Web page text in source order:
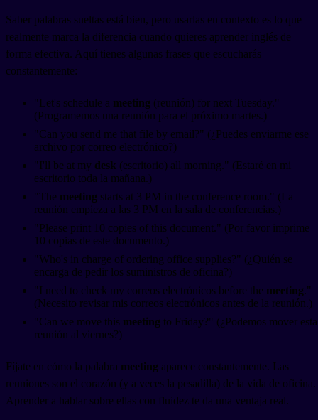
Saber palabras sueltas está bien, pero usarlas en contexto es lo que
realmente marca la diferencia cuando quieres aprender inglés de
forma efectiva. Aquí tienes algunas frases que escucharás
constantemente:
"Let's schedule a meeting (reunión) for next Tuesday."
(Programemos una reunión para el próximo martes.)
"Can you send me that file by email?" (¿Puedes enviarme ese
archivo por correo electrónico?)
"I'll be at my desk (escritorio) all morning." (Estaré en mi
escritorio toda la mañana.)
"The meeting starts at 3 PM in the conference room." (La
reunión empieza a las 3 PM en la sala de conferencias.)
"Please print 10 copies of this document." (Por favor imprime
10 copias de este documento.)
"Who's in charge of ordering office supplies?" (¿Quién se
encarga de pedir los suministros de oficina?)
"I need to check my correos electrónicos before the meeting."
(Necesito revisar mis correos electrónicos antes de la reunión.)
"Can we move this meeting to Friday?" (¿Podemos mover esta
reunión al viernes?)
Fíjate en cómo la palabra meeting aparece constantemente. Las
reuniones son el corazón (y a veces la pesadilla) de la vida de oficina.
Aprender a hablar sobre ellas con fluidez te da una ventaja real.